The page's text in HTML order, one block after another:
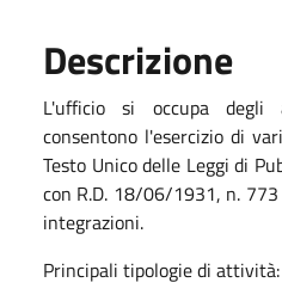
Descrizione
L'ufficio si occupa
consentono l'esercizio di
Testo Unico delle Leggi di
con R.D. 18/06/1931, n.
integrazioni.
Principali tipologie di attività: